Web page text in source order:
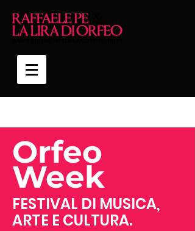
Orfeo
Week
FESTIVAL DI MUSICA,
ARTE E CULTURA.